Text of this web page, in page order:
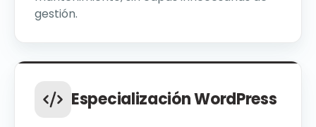
gestión.
Especialización WordPress